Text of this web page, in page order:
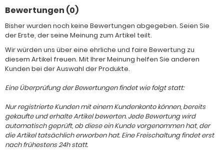
Bewertungen (0)
Bisher wurden noch keine Bewertungen abgegeben. Seien Sie
der Erste, der seine Meinung zum Artikel teilt.
Wir würden uns über eine ehrliche und faire Bewertung zu
diesem Artikel freuen. Mit Ihrer Meinung helfen Sie anderen
Kunden bei der Auswahl der Produkte.
Eine Überprüfung der Bewertungen findet wie folgt statt:
Nur registrierte Kunden mit einem Kundenkonto können, bereits
gekaufte und erhalte Artikel bewerten. Jede Bewertung wird
automatisch geprüft, ob diese ein Kunde vorgenommen hat, der
die Artikel tatsächlich erworben hat. Eine Freischaltung findet erst
nach frühestens 24h statt.